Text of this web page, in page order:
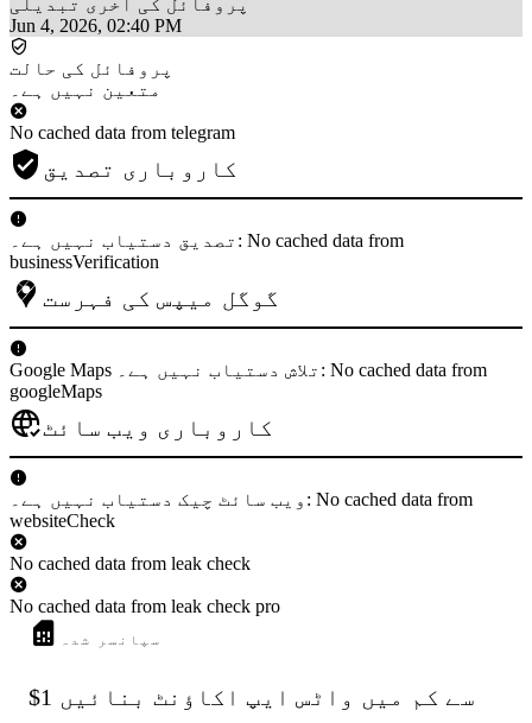
Jun 4, 2026, 02:40 PM
پروفائل کی حالت
متعین نہیں ہے۔
No cached data from telegram
کاروباری تصدیق
تصدیق دستیاب نہیں ہے۔: No cached data from
businessVerification
گوگل میپس کی فہرست
Google Maps تلاش دستیاب نہیں ہے۔: No cached data from
googleMaps
کاروباری ویب سائٹ
ویب سائٹ چیک دستیاب نہیں ہے۔: No cached data from
websiteCheck
No cached data from leak check
No cached data from leak check pro
سپانسر شدہ
$1 سے کم میں واٹس ایپ اکاؤنٹ بنائیں